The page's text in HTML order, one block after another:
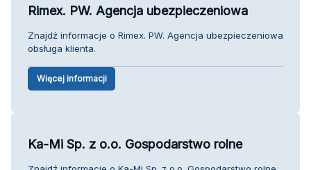
Rimex. PW. Agencja ubezpieczeniowa
Znajdź informacje o Rimex. PW. Agencja ubezpieczeniowa
obsługa klienta.
Więcej informacji
Ka-Mi Sp. z o.o. Gospodarstwo rolne